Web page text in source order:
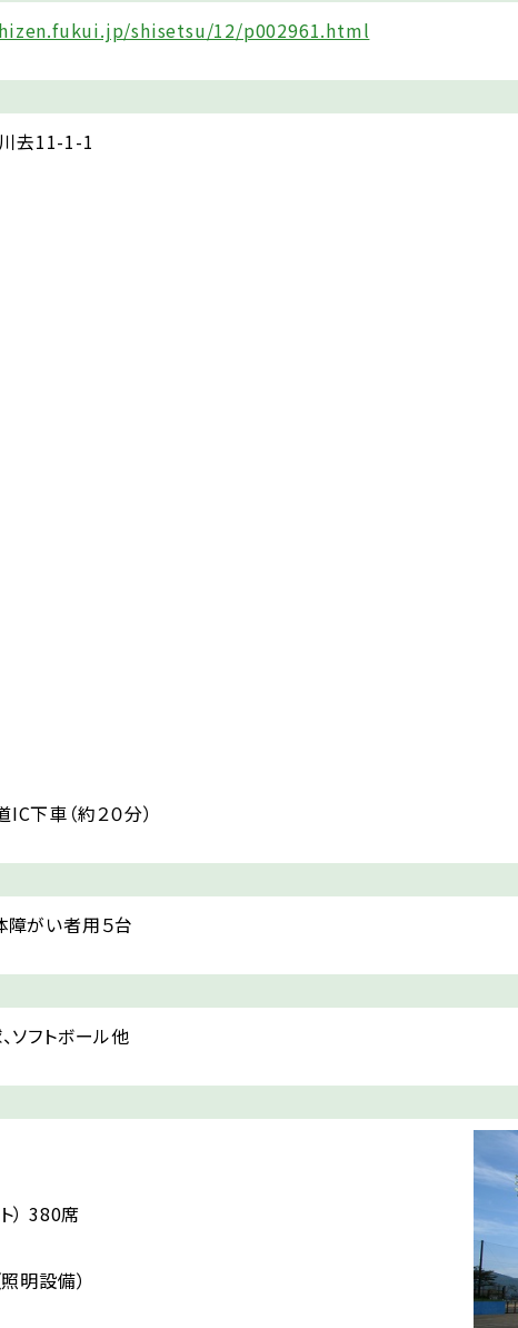
shisetsu/12/p002961.html
去11-1-1
車（約２０分）
障がい者用５台
ソフトボール他
ド（Ａコート） 380席
明設備）